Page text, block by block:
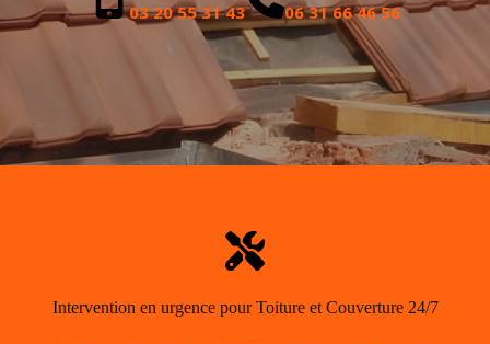
03 20 55 31 43 06 31 66 46 56
Intervention en urgence pour Toiture et Couverture 24/7